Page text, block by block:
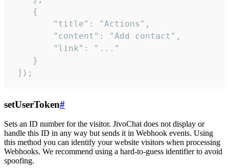
    {
        "title": "Actions",
        "content": "Add contact",
        "link": "..."
    }
]);
setUserToken#
Sets an ID number for the visitor. JivoChat does not display or
handle this ID in any way but sends it in Webhook events. Using
this method you can identify your website visitors when processing
Webhooks. We recommend using a hard-to-guess identifier to avoid
spoofing.